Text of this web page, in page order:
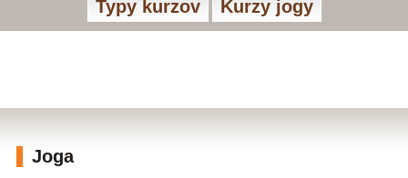
Typy kurzov Kurzy jogy
Joga